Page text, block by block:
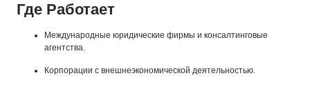
Где Работает
Международные юридические фирмы и консалтинговые
агентства.
Корпорации с внешнеэкономической деятельностью.